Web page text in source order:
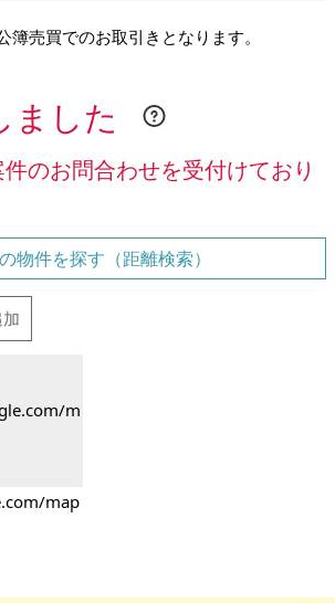
売買でのお取引きとなります。
ました
のお問合わせを受付けており
物件を探す（距離検索）
map